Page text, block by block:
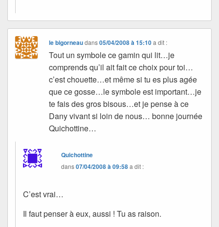
le bigorneaudans05/04/2008 à 15:10 a dit :
Tout un symbole ce gamin qui lit…je
comprends qu’il ait fait ce choix pour toi…
c’est chouette…et même si tu es plus agée
que ce gosse…le symbole est important…je
te fais des gros bisous…et je pense à ce
Dany vivant si loin de nous… bonne journée
Quichottine…
Quichottine
dans07/04/2008 à 09:58a dit :
C’est vrai…
Il faut penser à eux, aussi ! Tu as raison.